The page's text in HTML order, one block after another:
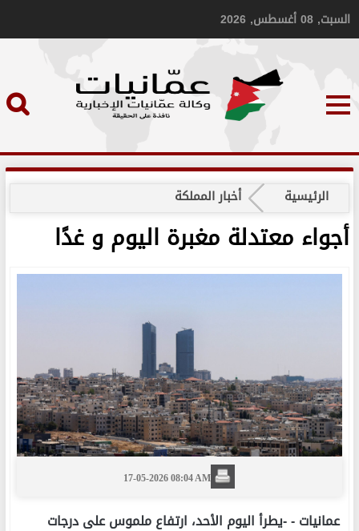
السبت, 08 أغسطس, 2026
الرئيسية أخبار المملكة
أجواء معتدلة مغبرة اليوم و غدًا
17-05-2026 08:04 AM
عمانيات --يطرأ اليوم الأحد، ارتفاع ملموس على درجات